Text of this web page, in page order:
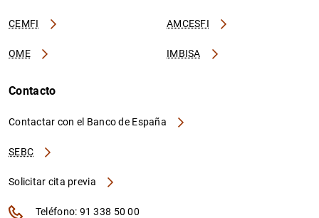
CEMFI AMCESFI
OME IMBISA
Contacto
Contactar con el Banco de España
SEBC
Solicitar cita previa
Teléfono: 91 338 50 00